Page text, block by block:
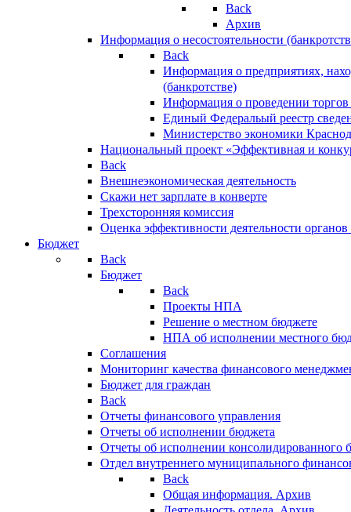
Back
Архив
Информация о несостоятельности
Back
Информация о предприятиях,
(банкротстве)
Информация о проведении
Единый Федеральый реестр
Министерство экономики
Национальный проект «Эффективная и
Back
Внешнеэкономическая деятельность
Скажи нет зарплате в конверте
Трехсторонняя комиссия
Оценка эффективности деятельности
Бюджет
Back
Бюджет
Back
Проекты НПА
Решение о местном бюджете
НПА об исполнении местного
Соглашения
Мониторинг качества финансового
Бюджет для граждан
Back
Отчеты финансового управления
Отчеты об исполнении бюджета
Отчеты об исполнении консолидированного
Отдел внутреннего муниципального
Back
Общая информация. Архив